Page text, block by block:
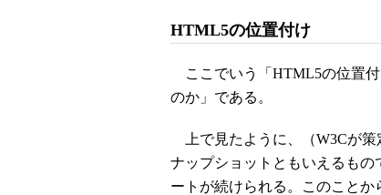
HTML5の位置付け
ここでいう「HTML5の位置
のか」である。
上で見たように、（W3Cが策
ナップショットともいえるもの
ートが続けられる。このこと